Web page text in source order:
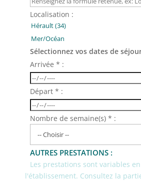
Localisation :
Sélectionnez vos dates de
Arrivée * :
Départ * :
Nombre de semaine(s) * :
AUTRES PRESTATIONS :
Les prestations sont variables
l'établissement. Consultez la